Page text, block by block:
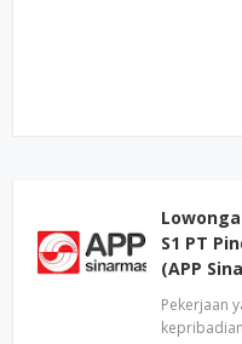
S1 PT
(APP
Pekerjaan